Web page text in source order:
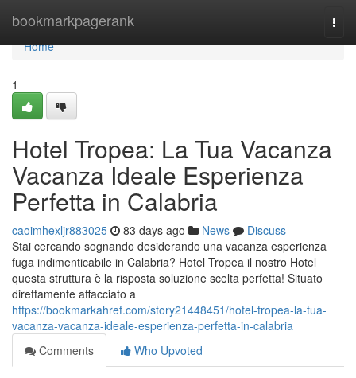
bookmarkpagerank
Home
Home
1
Hotel Tropea: La Tua Vacanza
Vacanza Ideale Esperienza
Perfetta in Calabria
caoimhexljr883025 83 days ago News
Discuss
Stai cercando sognando desiderando una vacanza esperienza
fuga indimenticabile in Calabria? Hotel Tropea il nostro Hotel
questa struttura è la risposta soluzione scelta perfetta! Situato
direttamente affacciato a
https://bookmarkahref.com/story21448451/hotel-tropea-la-tua-
vacanza-vacanza-ideale-esperienza-perfetta-in-calabria
Comments
Who Upvoted